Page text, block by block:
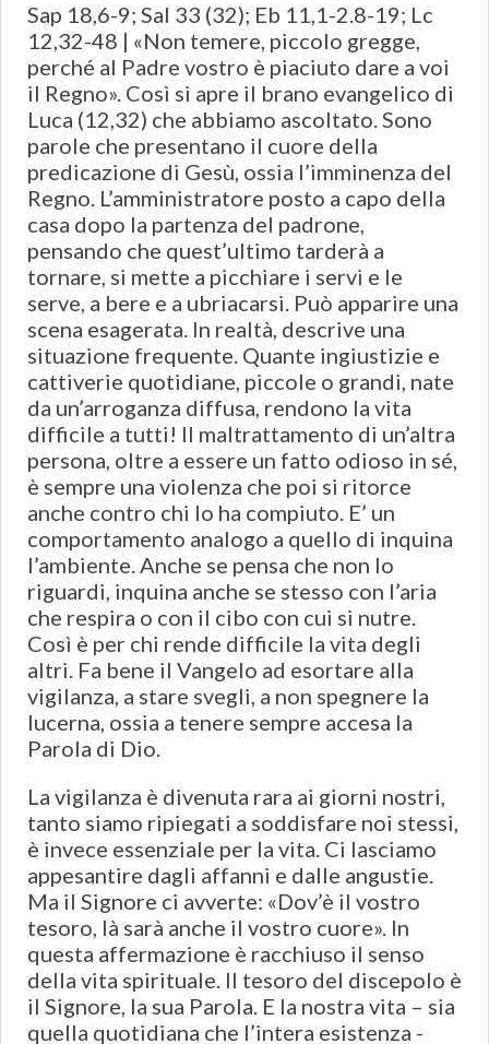
Sap 18,6-9; Sal 33 (32); Eb 11,1-2.8-19; Lc
12,32-48 | «Non temere, piccolo gregge,
perché al Padre vostro è piaciuto dare a voi
il Regno». Così si apre il brano evangelico di
Luca (12,32) che abbiamo ascoltato. Sono
parole che presentano il cuore della
predicazione di Gesù, ossia l’imminenza del
Regno. L’amministratore posto a capo della
casa dopo la partenza del padrone,
pensando che quest’ultimo tarderà a
tornare, si mette a picchiare i servi e le
serve, a bere e a ubriacarsi. Può apparire una
scena esagerata. In realtà, descrive una
situazione frequente. Quante ingiustizie e
cattiverie quotidiane, piccole o grandi, nate
da un’arroganza diffusa, rendono la vita
difficile a tutti! Il maltrattamento di un’altra
persona, oltre a essere un fatto odioso in sé,
è sempre una violenza che poi si ritorce
anche contro chi lo ha compiuto. E’ un
comportamento analogo a quello di inquina
l’ambiente. Anche se pensa che non lo
riguardi, inquina anche se stesso con l’aria
che respira o con il cibo con cui si nutre.
Così è per chi rende difficile la vita degli
altri. Fa bene il Vangelo ad esortare alla
vigilanza, a stare svegli, a non spegnere la
lucerna, ossia a tenere sempre accesa la
Parola di Dio.
La vigilanza è divenuta rara ai giorni nostri,
tanto siamo ripiegati a soddisfare noi stessi,
è invece essenziale per la vita. Ci lasciamo
appesantire dagli affanni e dalle angustie.
Ma il Signore ci avverte: «Dov’è il vostro
tesoro, là sarà anche il vostro cuore». In
questa affermazione è racchiuso il senso
della vita spirituale. Il tesoro del discepolo è
il Signore, la sua Parola. E la nostra vita – sia
quella quotidiana che l’intera esistenza -